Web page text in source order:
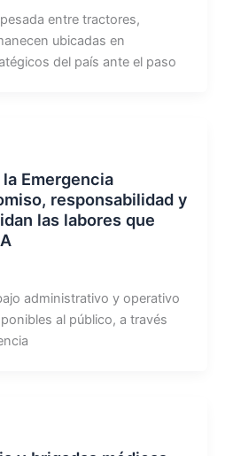
entre tractores,
ubicadas en
del país ante el paso
Emergencia
responsabilidad y
las labores que
administrativo y operativo
al público, a través